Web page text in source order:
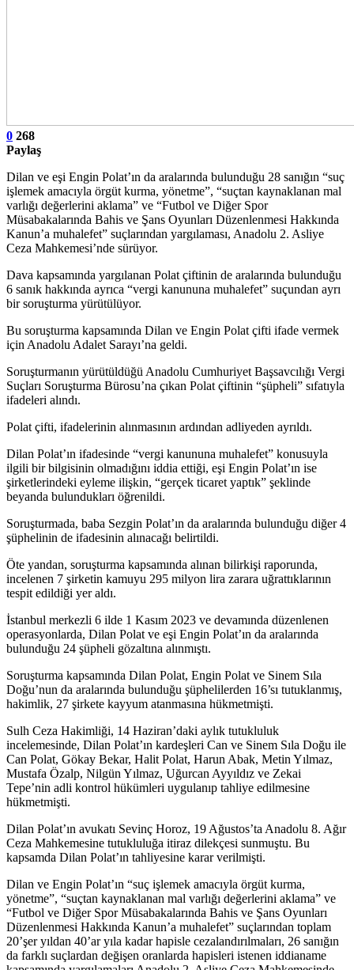
0 268
Paylaş
Dilan ve eşi Engin Polat’ın da aralarında bulunduğu 28 sanığın “suç
işlemek amacıyla örgüt kurma, yönetme”, “suçtan kaynaklanan mal
varlığı değerlerini aklama” ve “Futbol ve Diğer Spor
Müsabakalarında Bahis ve Şans Oyunları Düzenlenmesi Hakkında
Kanun’a muhalefet” suçlarından yargılaması, Anadolu 2. Asliye
Ceza Mahkemesi’nde sürüyor.
Dava kapsamında yargılanan Polat çiftinin de aralarında bulunduğu
6 sanık hakkında ayrıca “vergi kanununa muhalefet” suçundan ayrı
bir soruşturma yürütülüyor.
Bu soruşturma kapsamında Dilan ve Engin Polat çifti ifade vermek
için Anadolu Adalet Sarayı’na geldi.
Soruşturmanın yürütüldüğü Anadolu Cumhuriyet Başsavcılığı Vergi
Suçları Soruşturma Bürosu’na çıkan Polat çiftinin “şüpheli” sıfatıyla
ifadeleri alındı.
Polat çifti, ifadelerinin alınmasının ardından adliyeden ayrıldı.
Dilan Polat’ın ifadesinde “vergi kanununa muhalefet” konusuyla
ilgili bir bilgisinin olmadığını iddia ettiği, eşi Engin Polat’ın ise
şirketlerindeki eyleme ilişkin, “gerçek ticaret yaptık” şeklinde
beyanda bulundukları öğrenildi.
Soruşturmada, baba Sezgin Polat’ın da aralarında bulunduğu diğer 4
şüphelinin de ifadesinin alınacağı belirtildi.
Öte yandan, soruşturma kapsamında alınan bilirkişi raporunda,
incelenen 7 şirketin kamuyu 295 milyon lira zarara uğrattıklarının
tespit edildiği yer aldı.
İstanbul merkezli 6 ilde 1 Kasım 2023 ve devamında düzenlenen
operasyonlarda, Dilan Polat ve eşi Engin Polat’ın da aralarında
bulunduğu 24 şüpheli gözaltına alınmıştı.
Soruşturma kapsamında Dilan Polat, Engin Polat ve Sinem Sıla
Doğu’nun da aralarında bulunduğu şüphelilerden 16’sı tutuklanmış,
hakimlik, 27 şirkete kayyum atanmasına hükmetmişti.
Sulh Ceza Hakimliği, 14 Haziran’daki aylık tutukluluk
incelemesinde, Dilan Polat’ın kardeşleri Can ve Sinem Sıla Doğu ile
Can Polat, Gökay Bekar, Halit Polat, Harun Abak, Metin Yılmaz,
Mustafa Özalp, Nilgün Yılmaz, Uğurcan Ayyıldız ve Zekai
Tepe’nin adli kontrol hükümleri uygulanıp tahliye edilmesine
hükmetmişti.
Dilan Polat’ın avukatı Sevinç Horoz, 19 Ağustos’ta Anadolu 8. Ağır
Ceza Mahkemesine tutukluluğa itiraz dilekçesi sunmuştu. Bu
kapsamda Dilan Polat’ın tahliyesine karar verilmişti.
Dilan ve Engin Polat’ın “suç işlemek amacıyla örgüt kurma,
yönetme”, “suçtan kaynaklanan mal varlığı değerlerini aklama” ve
“Futbol ve Diğer Spor Müsabakalarında Bahis ve Şans Oyunları
Düzenlenmesi Hakkında Kanun’a muhalefet” suçlarından toplam
20’şer yıldan 40’ar yıla kadar hapisle cezalandırılmaları, 26 sanığın
da farklı suçlardan değişen oranlarda hapisleri istenen iddianame